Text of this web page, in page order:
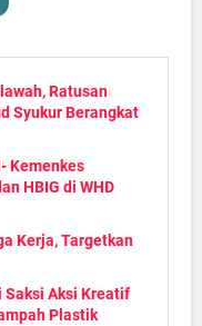
Ratusan
Syukur Berangkat
Kemenkes
HBIG di WHD
Kerja, Targetkan
Saksi Aksi Kreatif
Plastik